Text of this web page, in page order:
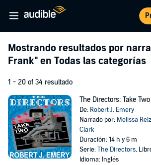
Mostrando resultados por
Frank" en Todas las categorías
1 - 20 of 34 resultado
The Directors: Take Two
De: Robert J. Emery
Narrado por: Melissa
Clark
Duración: 14 h y 6 m
Serie:The Directors,
Idioma: Inglés